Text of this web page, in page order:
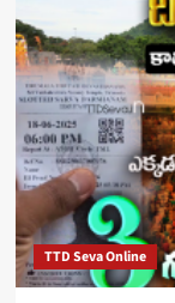
TTD Seva Online